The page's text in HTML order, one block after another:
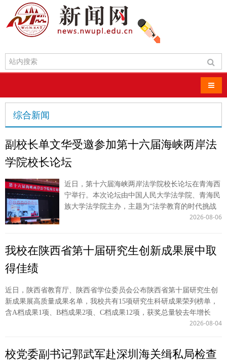
导航
综合新闻
副校长单文华受邀参加第十六届海峡两岸法
学院校长论坛
近日，第十六届海峡两岸法学院校长论坛在青海西
宁举行。本次论坛由中国人民大学法学院、青海民
族大学法学院主办，主题为“法学教育的时代挑战
与实践创新”，来自中共中央台办、国务院台办领
校长单文华应邀参会并作主旨演讲。 中国法学教
校长赵海兴等出席会议开幕式并致辞。青海民族大
学副校长肖玉兰主持开幕式。 单文华作题为《实
践为基 创新为翼——新时代法学教育的西法探索
与两岸合作》主旨演讲。他结合西北政法大学的探
深入论述，指出新时代法学教育应当锚定实践需求
2026-08-06
我校在陕西省第十届研究生创新成果展中取
得佳绩
近日，陕西省教育厅、陕西省学位委员会公布陕西省第十届研究生创
新成果展高质量成果名单，我校共有15项研究生科研成果荣列榜单，
含A档成果1项、B档成果2项、C档成果12项，获奖总量较去年增长
25%。研究生院马越昊同志被评为陕西省第十届研究生创新成果展 “表
式 获奖档次 1 文科 数据要素助推全国统一大市场建设机制研究——
2026-08-04
校党委副书记郭武军赴深圳海关缉私局检查